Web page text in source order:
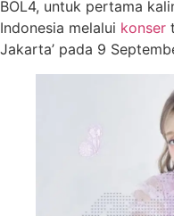
BOL4, untuk pertama
Indonesia melalui konser
Jakarta’ pada 9